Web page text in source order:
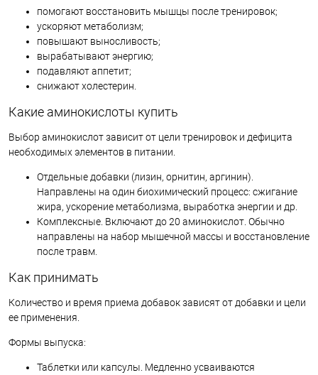
помогают восстановить мышцы после тренировок;
ускоряют метаболизм;
повышают выносливость;
вырабатывают энергию;
подавляют аппетит;
снижают холестерин.
Какие аминокислоты купить
Выбор аминокислот зависит от цели тренировок и дефицита
необходимых элементов в питании.
Отдельные добавки (лизин, орнитин, аргинин).
Направлены на один биохимический процесс: сжигание
жира, ускорение метаболизма, выработка энергии и др.
Комплексные. Включают до 20 аминокислот. Обычно
направлены на набор мышечной массы и восстановление
после травм.
Как принимать
Количество и время приема добавок зависят от добавки и цели
ее применения.
Формы выпуска:
Таблетки или капсулы. Медленно усваиваются